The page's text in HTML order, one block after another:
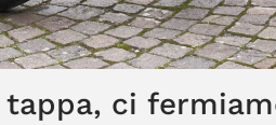
tappa, ci